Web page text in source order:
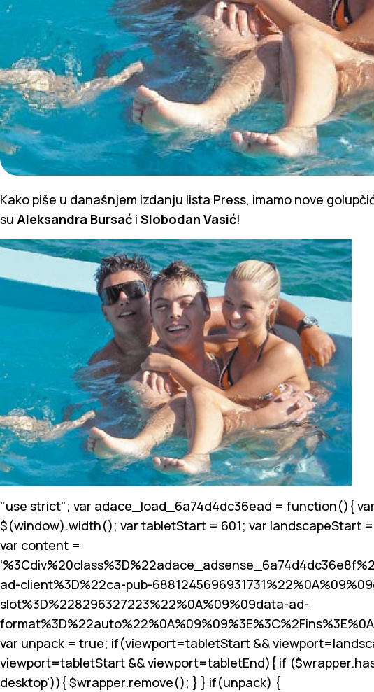
Kako piše u današnjem izdanju lista Press, imamo nove
su Aleksandra Bursać i Slobodan Vasić!
"use strict"; var adace_load_6a74d4dc36ead = function(){
$(window).width(); var tabletStart = 601; var landscapeStart =
var content =
ad-client%3D%22ca-pub-
slot%3D%228296327223%22%0A%09%09data-ad-
var unpack = true; if(viewport=tabletStart && viewport
viewport=tabletStart && viewport=tabletEnd){ if
desktop')){ $wrapper.remove(); } } if(unpack) {